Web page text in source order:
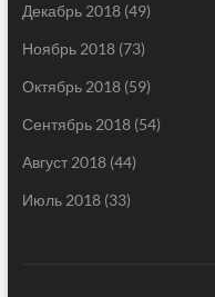
Декабрь 2018(49)
Ноябрь 2018(73)
Октябрь 2018(59)
Сентябрь 2018(54)
Август 2018(44)
Июль 2018(33)